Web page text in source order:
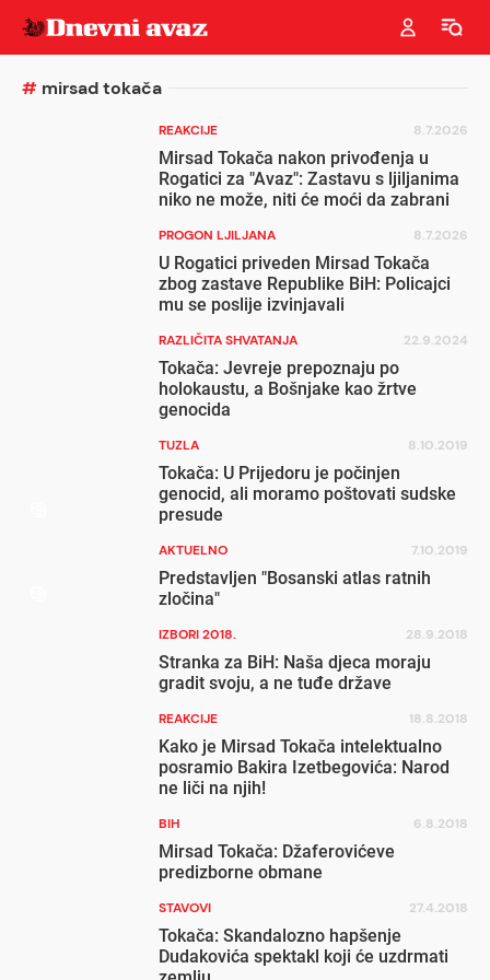
# mirsad tokača
REAKCIJE 8.7.2026
Mirsad Tokača nakon privođenja u
Rogatici za "Avaz": Zastavu s ljiljanima
niko ne može, niti će moći da zabrani
PROGON LJILJANA 8.7.2026
U Rogatici priveden Mirsad Tokača
zbog zastave Republike BiH: Policajci
mu se poslije izvinjavali
RAZLIČITA SHVATANJA 22.9.2024
Tokača: Jevreje prepoznaju po
holokaustu, a Bošnjake kao žrtve
genocida
TUZLA 8.10.2019
Tokača: U Prijedoru je počinjen
genocid, ali moramo poštovati sudske
presude
AKTUELNO 7.10.2019
Predstavljen "Bosanski atlas ratnih
zločina"
IZBORI 2018. 28.9.2018
Stranka za BiH: Naša djeca moraju
gradit svoju, a ne tuđe države
REAKCIJE 18.8.2018
Kako je Mirsad Tokača intelektualno
posramio Bakira Izetbegovića: Narod
ne liči na njih!
BIH 6.8.2018
Mirsad Tokača: Džaferovićeve
predizborne obmane
STAVOVI 27.4.2018
Tokača: Skandalozno hapšenje
Dudakovića spektakl koji će uzdrmati